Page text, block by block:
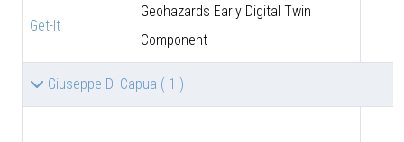
Get-It
Geohazards Early Digital Twin
Component
Giuseppe Di Capua ( 1 )